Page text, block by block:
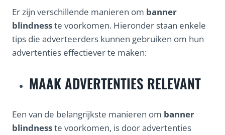
Er zijn verschillende manieren om banner
blindnesste voorkomen. Hieronder staan enkele
tips die adverteerders kunnen gebruiken om hun
advertenties effectiever te maken:
MAAK ADVERTENTIES RELEVANT
Een van de belangrijkste manieren om banner
blindnesste voorkomen, is door advertenties